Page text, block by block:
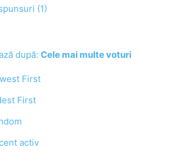
(1)
după: Cele mai multe voturi
First
First
activ